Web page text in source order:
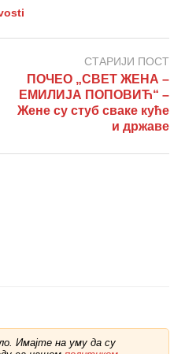
СТАРИЈИ ПОСТ
ПОЧЕО „СВЕТ ЖЕНА –
ЕМИЛИЈА ПОПОВИЋ“ –
Жене су стуб сваке куће
и државе
Имајте на уму да су